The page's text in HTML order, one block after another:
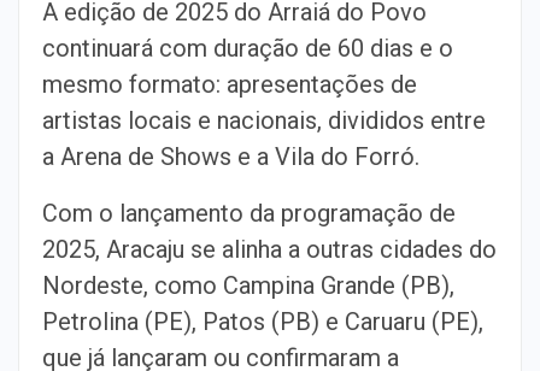
A edição de 2025 do Arraiá do Povo
continuará com duração de 60 dias e o
mesmo formato: apresentações de
artistas locais e nacionais, divididos entre
a Arena de Shows e a Vila do Forró.
Com o lançamento da programação de
2025, Aracaju se alinha a outras cidades do
Nordeste, como Campina Grande (PB),
Petrolina (PE), Patos (PB) e Caruaru (PE),
que já lançaram ou confirmaram a